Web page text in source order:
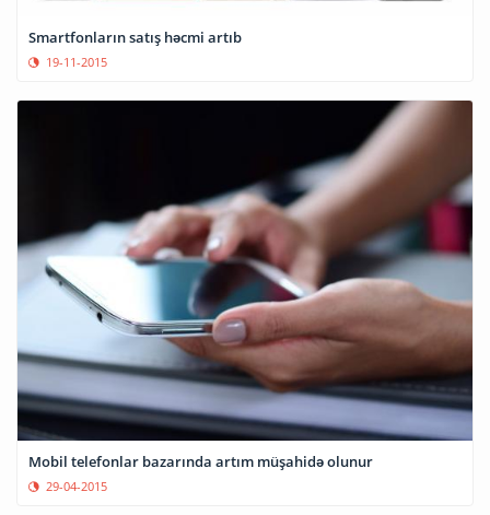
Smartfonların satış həcmi artıb
19-11-2015
Mobil telefonlar bazarında artım müşahidə olunur
29-04-2015